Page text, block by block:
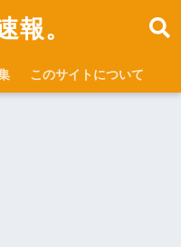
報。
このサイトについて